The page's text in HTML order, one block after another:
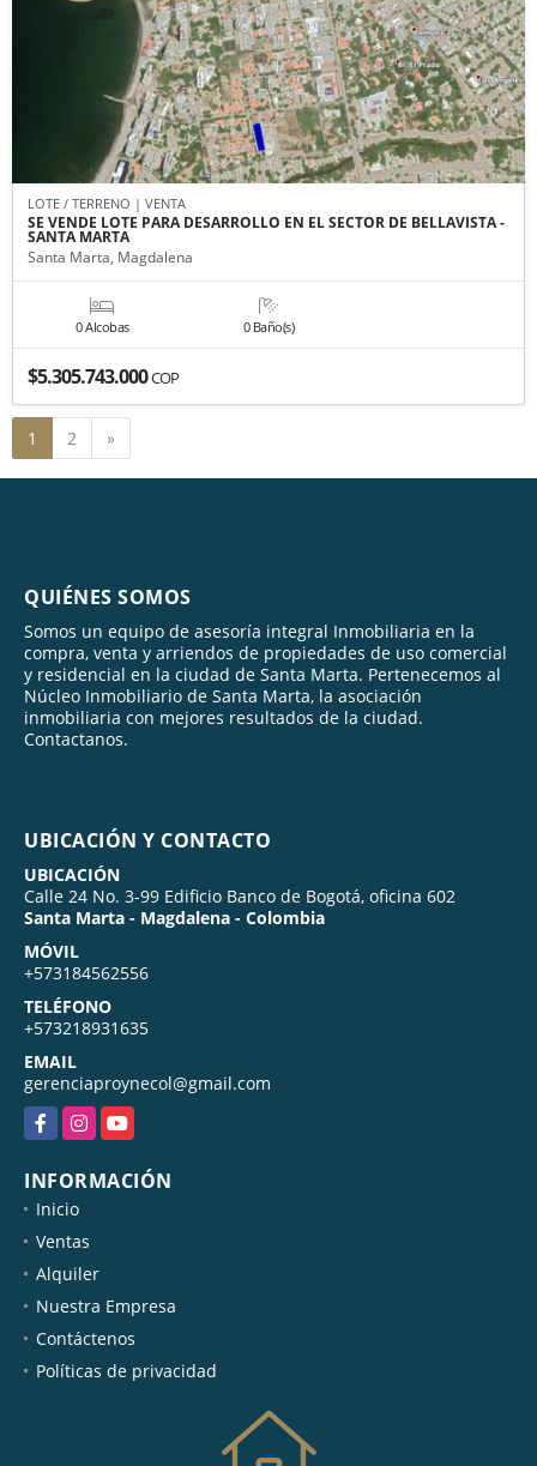
LOTE / TERRENO | VENTA
SE VENDE LOTE PARA DESARROLLO EN EL SECTOR DE BELLAVISTA -
SANTA MARTA
Santa Marta, Magdalena
0 Alcobas 0 Baño(s)
$5.305.743.000COP
1 2 »
QUIÉNES SOMOS
Somos un equipo de asesoría integral Inmobiliaria en la
compra, venta y arriendos de propiedades de uso comercial
y residencial en la ciudad de Santa Marta. Pertenecemos al
Núcleo Inmobiliario de Santa Marta, la asociación
inmobiliaria con mejores resultados de la ciudad.
Contactanos.
UBICACIÓN Y CONTACTO
UBICACIÓN
Calle 24 No. 3-99 Edificio Banco de Bogotá, oficina 602
Santa Marta - Magdalena - Colombia
MÓVIL
+573184562556
TELÉFONO
+573218931635
EMAIL
gerenciaproynecol@gmail.com
FacebookInstagramYouTube
INFORMACIÓN
Inicio
Ventas
Alquiler
Nuestra Empresa
Contáctenos
Políticas de privacidad